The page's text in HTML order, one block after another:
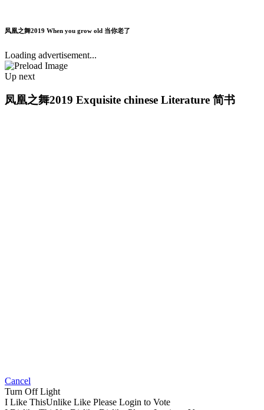
凤凰之舞2019 When you grow old 当你老了
Loading advertisement...
Up next
凤凰之舞2019 Exquisite chinese Literature 简书
Cancel
Turn Off Light
I Like ThisUnlike Like Please Login to Vote